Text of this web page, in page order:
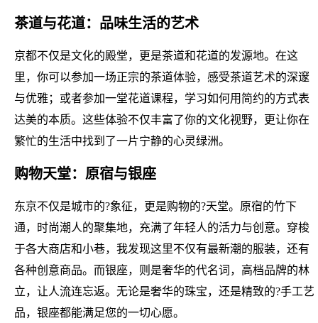
茶道与花道：品味生活的艺术
京都不仅是文化的殿堂，更是茶道和花道的发源地。在这
里，你可以参加一场正宗的茶道体验，感受茶道艺术的深邃
与优雅；或者参加一堂花道课程，学习如何用简约的方式表
达美的本质。这些体验不仅丰富了你的文化视野，更让你在
繁忙的生活中找到了一片宁静的心灵绿洲。
购物天堂：原宿与银座
东京不仅是城市的?象征，更是购物的?天堂。原宿的竹下
通，时尚潮人的聚集地，充满了年轻人的活力与创意。穿梭
于各大商店和小巷，我发现这里不仅有最新潮的服装，还有
各种创意商品。而银座，则是奢华的代名词，高档品牌的林
立，让人流连忘返。无论是奢华的珠宝，还是精致的?手工艺
品，银座都能满足您的一切心愿。